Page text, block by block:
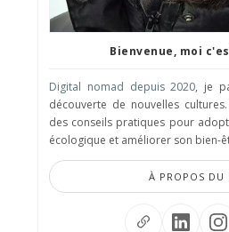
Bienvenue, moi
Digital nomad depuis 2020, je
découverte de nouvelles
des conseils pratiques pour
écologique et améliorer son bien-
À PROPOS DU